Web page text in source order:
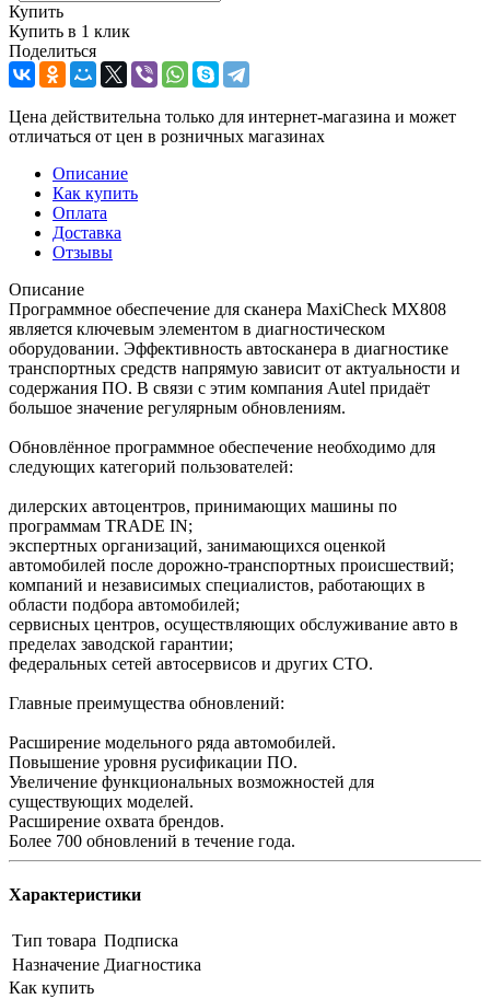
Купить
Купить в 1 клик
Поделиться
Цена действительна только для интернет-магазина и может
отличаться от цен в розничных магазинах
Описание
Как купить
Оплата
Доставка
Отзывы
Описание
Программное обеспечение для сканера MaxiCheck MX808
является ключевым элементом в диагностическом
оборудовании. Эффективность автосканера в диагностике
транспортных средств напрямую зависит от актуальности и
содержания ПО. В связи с этим компания Autel придаёт
большое значение регулярным обновлениям.
Обновлённое программное обеспечение необходимо для
следующих категорий пользователей:
дилерских автоцентров, принимающих машины по
программам TRADE IN;
экспертных организаций, занимающихся оценкой
автомобилей после дорожно-транспортных происшествий;
компаний и независимых специалистов, работающих в
области подбора автомобилей;
сервисных центров, осуществляющих обслуживание авто в
пределах заводской гарантии;
федеральных сетей автосервисов и других СТО.
Главные преимущества обновлений:
Расширение модельного ряда автомобилей.
Повышение уровня русификации ПО.
Увеличение функциональных возможностей для
существующих моделей.
Расширение охвата брендов.
Более 700 обновлений в течение года.
Характеристики
Тип товара Подписка
Назначение Диагностика
Как купить